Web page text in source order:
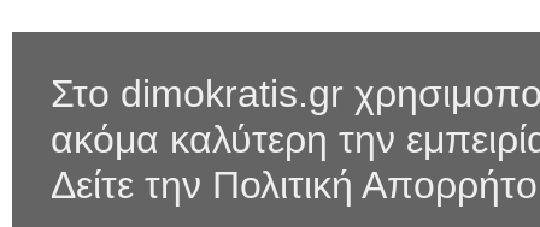
Στο dimokratis.gr
ακόμα καλύτερη την
Δείτε την Πολιτική